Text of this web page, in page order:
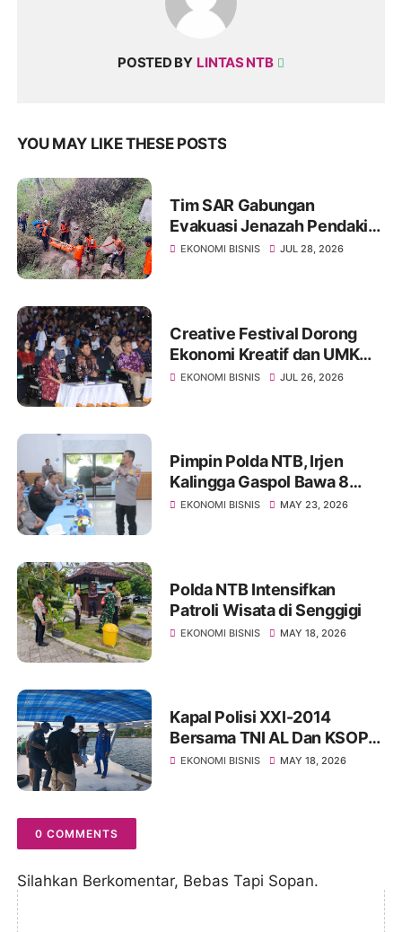
POSTED BY LINTAS NTB
YOU MAY LIKE THESE POSTS
Tim SAR Gabungan
Evakuasi Jenazah Pendaki
yang Jatuh di Rinjani
EKONOMI BISNIS JUL 28, 2026
Creative Festival Dorong
Ekonomi Kreatif dan UMKM
Naik Kelas
EKONOMI BISNIS JUL 26, 2026
Pimpin Polda NTB, Irjen
Kalingga Gaspol Bawa 8
Program Prioritas
EKONOMI BISNIS MAY 23, 2026
Polda NTB Intensifkan
Patroli Wisata di Senggigi
EKONOMI BISNIS MAY 18, 2026
Kapal Polisi XXI-2014
Bersama TNI AL Dan KSOP
Bima Bantu Pengukuran
EKONOMI BISNIS MAY 18, 2026
0 COMMENTS
Silahkan Berkomentar, Bebas Tapi Sopan.